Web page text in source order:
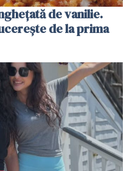
de vanilie.
de la prima